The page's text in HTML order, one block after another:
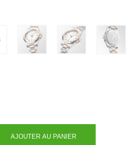
AJOUTER AU PANIER